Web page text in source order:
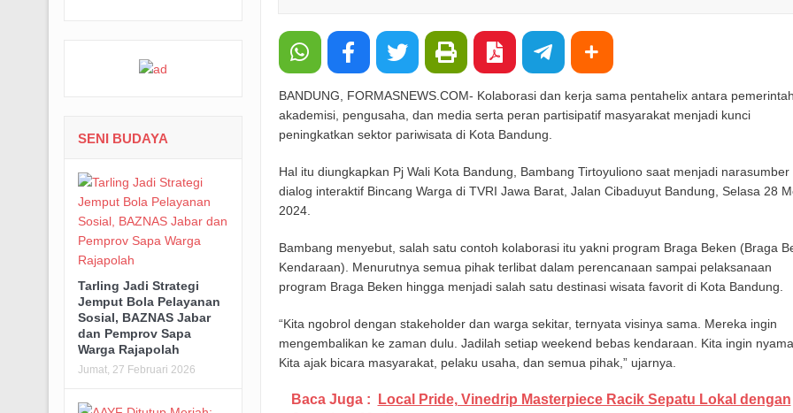
BANDUNG, FORMASNEWS.COM- Kolaborasi dan kerja sama pentahelix antara
akademisi, pengusaha, dan media serta peran partisipatif masyarakat menjadi kunci
peningkatkan sektor pariwisata di Kota Bandung.
Hal itu diungkapkan Pj Wali Kota Bandung, Bambang Tirtoyuliono saat menjadi narasumber
dialog interaktif Bincang Warga di TVRI Jawa Barat, Jalan Cibaduyut Bandung, Selasa 28
2024.
Bambang menyebut, salah satu contoh kolaborasi itu yakni program Braga Beken (Braga
Kendaraan). Menurutnya semua pihak terlibat dalam perencanaan sampai pelaksanaan
program Braga Beken hingga menjadi salah satu destinasi wisata favorit di Kota Bandung.
“Kita ngobrol dengan stakeholder dan warga sekitar, ternyata visinya sama. Mereka ingin
mengembalikan ke zaman dulu. Jadilah setiap weekend bebas kendaraan. Kita ingin
Kita ajak bicara masyarakat, pelaku usaha, dan semua pihak,” ujarnya.
Baca Juga :
Local Pride, Vinedrip Masterpiece Racik Sepatu Lokal dengan
SENI BUDAYA
Tarling Jadi Strategi
Jemput Bola Pelayanan
Sosial, BAZNAS Jabar
dan Pemprov Sapa
Warga Rajapolah
Jumat, 27 Februari 2026